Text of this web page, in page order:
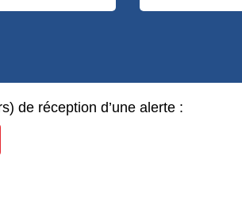
de réception d’une alerte :